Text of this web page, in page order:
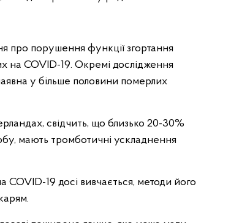
про порушення функції згортання
на COVID-19. Окремі дослідження
у більше половини померлих
свідчить, що близько 20-30%
мають тромботичні ускладнення
19 досі вивчається, методи його